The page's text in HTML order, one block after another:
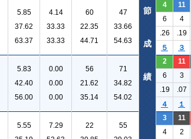
5.85
37.62
63.37
4.14
33.33
33.33
60
22.35
44.71
47
33.66
54.63
4 11
6 4
.26
.19
５
３
5.83
42.40
56.00
0.00
0.00
0.00
56
21.62
35.14
71
34.82
54.02
2 11
6 3
.19
.07
４
１
5.55
7.29
22
55
3 11
4 2
節
成
績